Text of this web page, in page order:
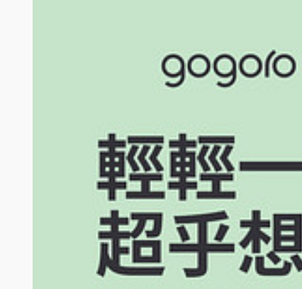
參加人須同意接受 Gogoro 隱私權政策：https://
填寫之個人資料；參加人並同意 Gogoro 得委託協力廠商負責
獲贈者不得要求 Gogoro 將本活動贈品折現、替換為其他物品
參加人不得直接或間接，親自或透過第三人，以任何不當方式
將直接取消該參加人之受贈資格。
獎品內容與規格以實物為準，網頁或廣宣上圖片僅供參考。
參加人為參加本活動而使用之照片、文字、分享、肖像權及其
不限於平面、電視及社群）為任何使用，包括但不限於主辦單
剪輯、增減、及標示或與他人之作品之全部或一部為組合或結
Gogoro 或 Gogoro 所委託之第三人得於本活動時對參加人進行
區域使用，且同意 Gogoro 集團於各媒體（包括但不限於平面
該等攝影、訪問及拍照作品之全部或一部，為重製、編輯、修
樣及形式，提供參加人進行審閱或同意。
本活動注意事項所提及之金額，其幣值均為新台幣。
Gogoro 保留隨時增刪、調整、暫停或取消本活動注意事項、